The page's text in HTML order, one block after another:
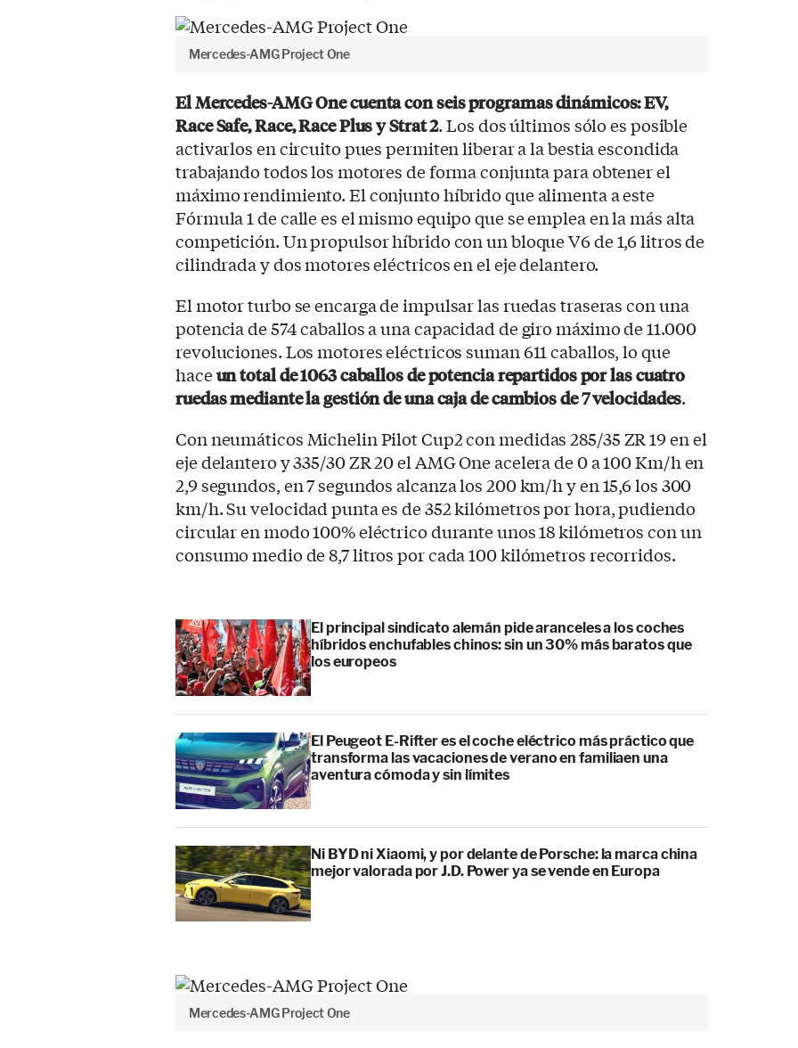
Mercedes-AMG Project One
El Mercedes-AMG One cuenta con seis programas dinámicos: EV,
Race Safe, Race, Race Plus y Strat 2. Los dos últimos sólo es posible
activarlos en circuito pues permiten liberar a la bestia escondida
trabajando todos los motores de forma conjunta para obtener el
máximo rendimiento. El conjunto híbrido que alimenta a este
Fórmula 1 de calle es el mismo equipo que se emplea en la más alta
competición. Un propulsor híbrido con un bloque V6 de 1,6 litros de
cilindrada y dos motores eléctricos en el eje delantero.
El motor turbo se encarga de impulsar las ruedas traseras con una
potencia de 574 caballos a una capacidad de giro máximo de 11.000
revoluciones. Los motores eléctricos suman 611 caballos, lo que
haceun total de 1063 caballos de potencia repartidos por las cuatro
ruedas mediante la gestión de una caja de cambios de 7 velocidades.
Con neumáticos Michelin Pilot Cup2 con medidas 285/35 ZR 19 en el
eje delantero y 335/30 ZR 20 el AMG One acelera de 0 a 100 Km/h en
2,9 segundos, en 7 segundos alcanza los 200 km/h y en 15,6 los 300
km/h. Su velocidad punta es de 352 kilómetros por hora, pudiendo
circular en modo 100% eléctrico durante unos 18 kilómetros con un
consumo medio de 8,7 litros por cada 100 kilómetros recorridos.
El principal sindicato alemán pide aranceles a los coches
híbridos enchufables chinos: sin un 30% más baratos que
los europeos
El Peugeot E-Rifter es el coche eléctrico más práctico que
transforma las vacaciones de verano en familiaen una
aventura cómoda y sin límites
Ni BYD ni Xiaomi, y por delante de Porsche: la marca china
mejor valorada por J.D. Power ya se vende en Europa
Mercedes-AMG Project One